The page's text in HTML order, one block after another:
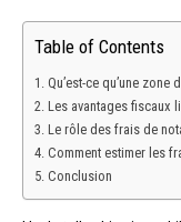
Table of Contents
Qu’est-ce qu’une
Les avantages fiscaux
Le rôle des frais de
Comment estimer les
Conclusion